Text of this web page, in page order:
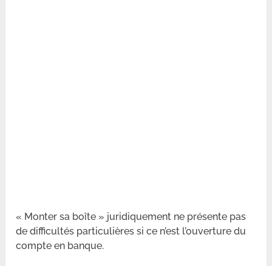
« Monter sa boîte » juridiquement ne présente pas
de difficultés particulières si ce n’est l’ouverture du
compte en banque.